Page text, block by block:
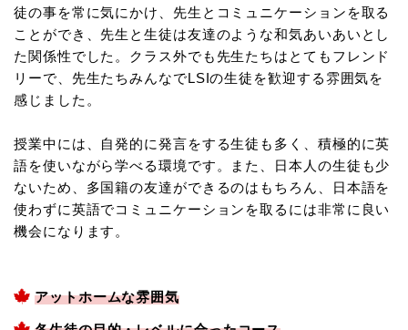
徒の事を常に気にかけ、先生とコミュニケーションを取る
ことができ、先生と生徒は友達のような和気あいあいとし
た関係性でした。クラス外でも先生たちはとてもフレンド
リーで、先生たちみんなでLSIの生徒を歓迎する雰囲気を
感じました。
授業中には、自発的に発言をする生徒も多く、積極的に英
語を使いながら学べる環境です。また、日本人の生徒も少
ないため、多国籍の友達ができるのはもちろん、日本語を
使わずに英語でコミュニケーションを取るには非常に良い
機会になります。
アットホームな雰囲気